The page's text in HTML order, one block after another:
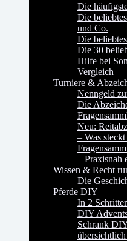
Die
Die
und Co.
Die
Die 30
Hilfe bei
Vergleich
Turniere &
Nenngeld
Die
Neu:
– Was
– Praxisnah
Wissen & Recht
Die
Pferde DIY
In 2
DIY
Schrank